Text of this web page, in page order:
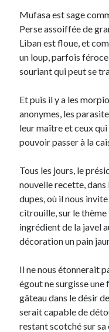
Mufasa est sage
Perse assoiffée de
Liban est floue, et
un loup, parfois féroce
souriant qui peut se
Et puis il y a les
anonymes, les
leur maître et ceux
pouvoir passer à la
Tous les jours, le
nouvelle recette, dans
dupes, où il nous
citrouille, sur le
ingrédient de la javel
décoration un pain
Il ne nous étonnerait
égout ne surgisse une
gâteau dans le désir
serait capable de
restant scotché sur sa